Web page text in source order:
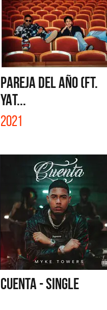
PAREJA DEL AÑO (FT.
YAT...
2021
CUENTA - SINGLE